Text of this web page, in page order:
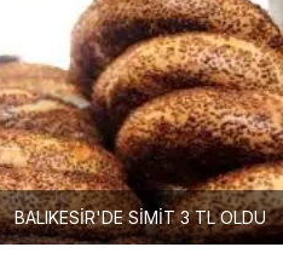
BALIKESİR'DE SİMİT 3 TL OLDU